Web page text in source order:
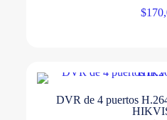
$
DVR de 4 puertos